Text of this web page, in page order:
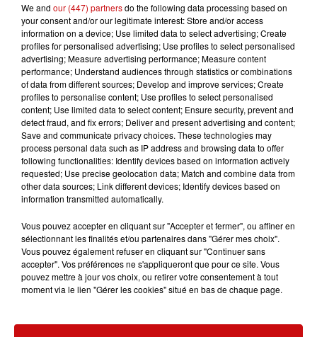
la 77e Foire aux vins de Colmar
ouvre ses portes pendant 10 jours
8h41
8h41 8h37
8h37 8h32
8h32
We and our (447) partnersdo the following data processing based on
your consent and/or our legitimate interest: Store and/or access
information on a device; Use limited data to select advertising; Create
profiles for personalised advertising; Use profiles to select personalised
advertising; Measure advertising performance; Measure content
performance; Understand audiences through statistics or combinations
of data from different sources; Develop and improve services; Create
profiles to personalise content; Use profiles to select personalised
content; Use limited data to select content; Ensure security, prevent and
detect fraud, and fix errors; Deliver and present advertising and content;
Save and communicate privacy choices. These technologies may
process personal data such as IP address and browsing data to offer
following functionalities: Identify devices based on information actively
requested; Use precise geolocation data; Match and combine data from
other data sources; Link different devices; Identify devices based on
information transmitted automatically.
Vous pouvez accepter en cliquant sur "Accepter et fermer", ou affiner en
sélectionnant les finalités et/ou partenaires dans "Gérer mes choix".
Vous pouvez également refuser en cliquant sur "Continuer sans
accepter". Vos préférences ne s'appliqueront que pour ce site. Vous
pouvez mettre à jour vos choix, ou retirer votre consentement à tout
moment via le lien "Gérer les cookies" situé en bas de chaque page.